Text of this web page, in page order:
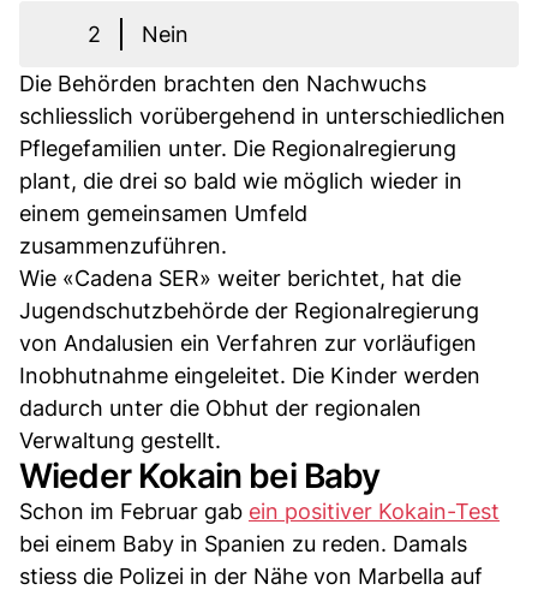
2
Nein
Die Behörden brachten den Nachwuchs
schliesslich vorübergehend in unterschiedlichen
Pflegefamilien unter. Die Regionalregierung
plant, die drei so bald wie möglich wieder in
einem gemeinsamen Umfeld
zusammenzuführen.
Wie «Cadena SER» weiter berichtet, hat die
Jugendschutzbehörde der Regionalregierung
von Andalusien ein Verfahren zur vorläufigen
Inobhutnahme eingeleitet. Die Kinder werden
dadurch unter die Obhut der regionalen
Verwaltung gestellt.
Wieder Kokain bei Baby
Schon im Februar gab ein positiver Kokain-Test
bei einem Baby in Spanien zu reden. Damals
stiess die Polizei in der Nähe von Marbella auf